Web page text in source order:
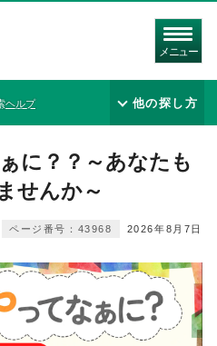
メニュー
ヘルプ 他の探し方
に？？～あなたも
せんか～
2026年8月7日
ページ番号：43968